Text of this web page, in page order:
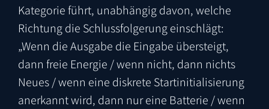
Kategorie führt, unabhängig davon, welche
Richtung die Schlussfolgerung einschlägt:
„Wenn die Ausgabe die Eingabe übersteigt,
dann freie Energie / wenn nicht, dann nichts
Neues / wenn eine diskrete Startinitialisierung
anerkannt wird, dann nur eine Batterie / wenn